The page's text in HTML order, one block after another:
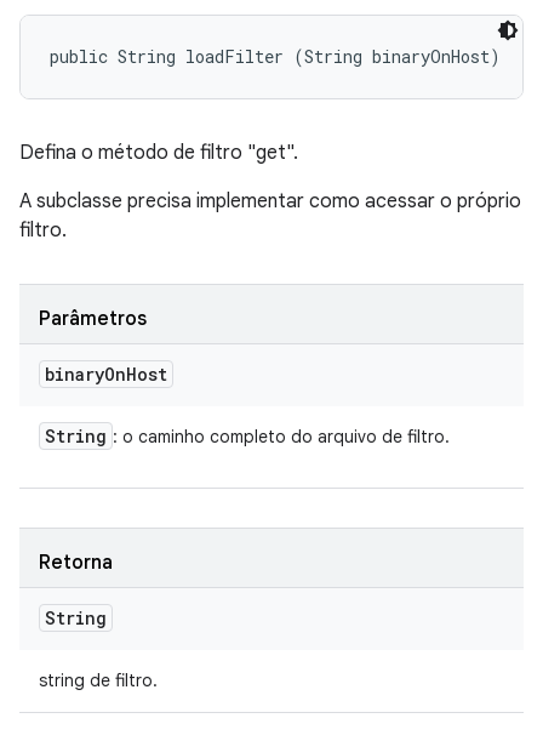
public String loadFilter (String binaryOnHost)
Defina o método de filtro "get".
A subclasse precisa implementar como acessar o próprio
filtro.
Parâmetros
binaryOnHost
String : o caminho completo do arquivo de filtro.
Retorna
String
string de filtro.